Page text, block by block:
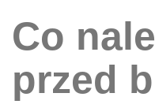
Co
przed